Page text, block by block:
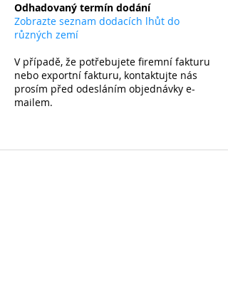
Odhadovaný termín dodání
Zobrazte seznam dodacích lhůt do
různých zemí
V případě, že potřebujete firemní fakturu
nebo exportní fakturu, kontaktujte nás
prosím před odesláním objednávky e-
mailem.